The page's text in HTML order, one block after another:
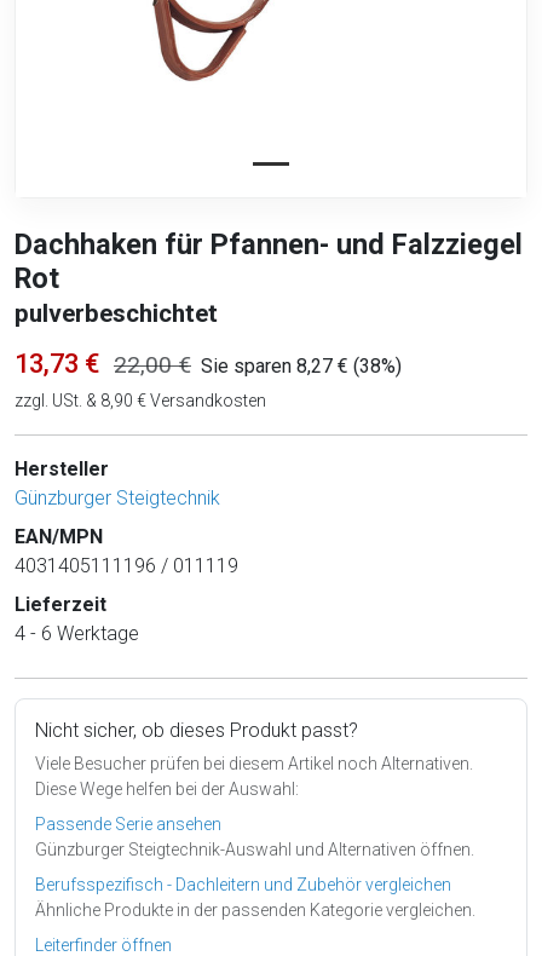
Dachhaken für Pfannen- und Falzziegel
Rot
pulverbeschichtet
13,73 € 22,00 € Sie sparen 8,27 € (38%)
zzgl. USt. & 8,90 € Versandkosten
Hersteller
Günzburger Steigtechnik
EAN/MPN
4031405111196 / 011119
Lieferzeit
4 - 6 Werktage
Nicht sicher, ob dieses Produkt passt?
Viele Besucher prüfen bei diesem Artikel noch Alternativen.
Diese Wege helfen bei der Auswahl:
Passende Serie ansehen
Günzburger Steigtechnik-Auswahl und Alternativen öffnen.
Berufsspezifisch - Dachleitern und Zubehör vergleichen
Ähnliche Produkte in der passenden Kategorie vergleichen.
Leiterfinder öffnen